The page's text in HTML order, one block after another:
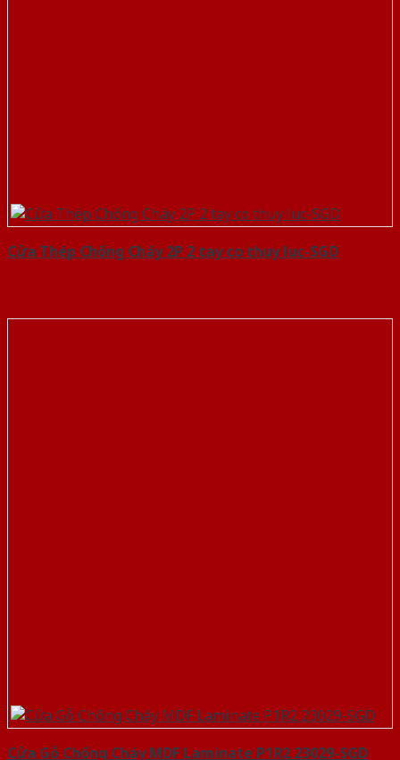
Cửa Thép Chống Cháy 2P 2 tay co thuy luc-SGD
Cửa Gỗ Chống Cháy MDF Laminate P1R2 23029-SGD